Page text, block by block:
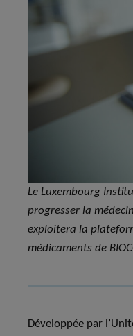
Le Luxembourg
progresser la
exploitera la
médicaments de
Développée par